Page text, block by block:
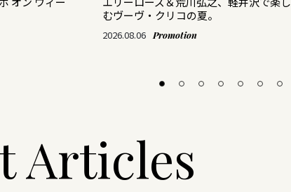
むヴーヴ・クリコの夏。
2026.08.06 Promotion
Articles